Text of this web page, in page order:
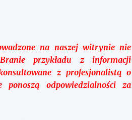
na naszej witrynie nie
przykładu z informacji
z profesjonalistą o
odpowiedzialności za